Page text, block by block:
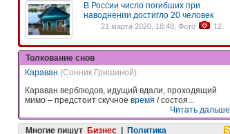
В России число погибших при
наводнении достигло 20 человек
21 марта 2020, 18:48, Фото 12
Толкование снов
Караван (Сонник Гришиной)
Караван верблюдов, идущий вдали, проходящий
мимо – предстоит скучное время / состоя...
Читать дальше
Многие пишут Бизнес | Политика